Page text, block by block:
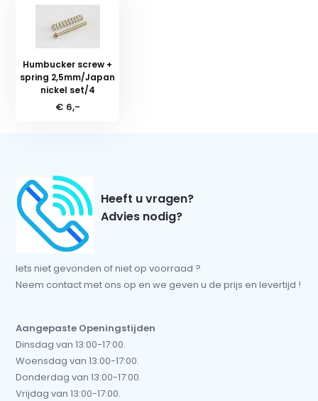
Humbucker screw +
spring 2,5mm/Japan
nickel set/4
€ 6,-
Heeft u vragen?
Advies nodig?
Iets niet gevonden of niet op voorraad ?
Neem contact met ons op en we geven u de prijs en levertijd !
Aangepaste Openingstijden
Dinsdag van 13:00-17:00.
Woensdag van 13:00-17:00.
Donderdag van 13:00-17:00.
Vrijdag van 13:00-17:00.